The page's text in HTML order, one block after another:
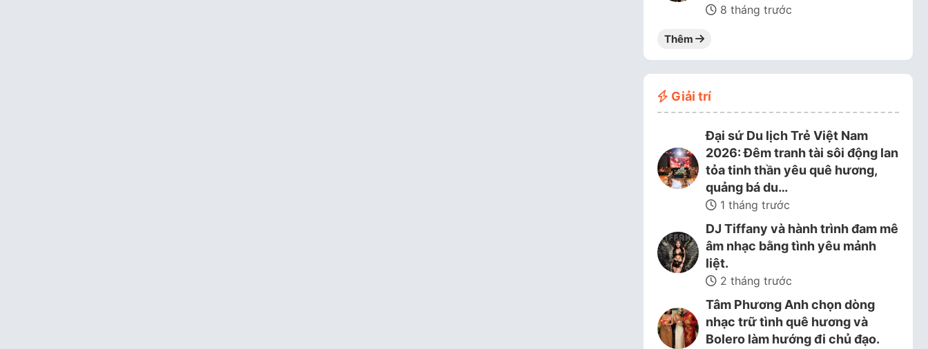
8 tháng trước
Thêm
Giải trí
Đại sứ Du lịch Trẻ Việt Nam
2026: Đêm tranh tài sôi động lan
tỏa tinh thần yêu quê hương,
quảng bá du…
1 tháng trước
DJ Tiffany và hành trình đam mê
âm nhạc bằng tình yêu mảnh
liệt.
2 tháng trước
Tâm Phương Anh chọn dòng
nhạc trữ tình quê hương và
Bolero làm hướng đi chủ đạo.